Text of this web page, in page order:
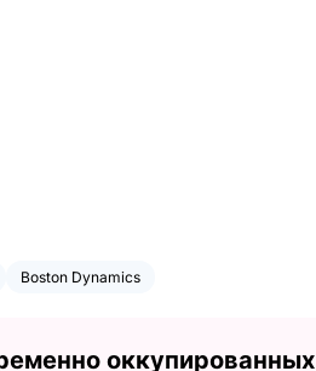
Boston Dynamics
оккупированных